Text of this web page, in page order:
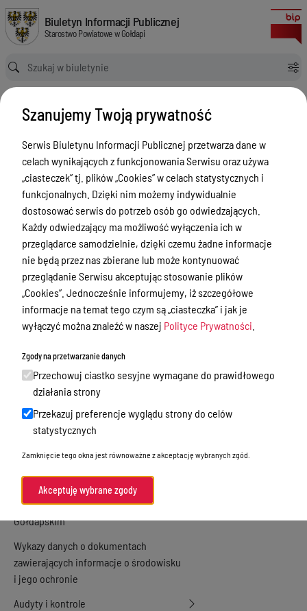
Dostawa sprzętu i oprogramowania w ramach projektu „Rozwój e-usług
Biuletyn Informacji Publicznej Starostwo Powiatowe w Gołdapi
Biuletyn Informacji Publicznej
Starostwo Powiatowe w Gołdapi
Ścieżka powrotu
Strona główna
Dostawa sprzętu i oprogramowania w ramach projektu „Rozwój e-usług publicznych w Powiecie Gołdapskim”
Zamówienia publiczne
Menu Przedmiotowe
Powiat
Rada Powiatu
Zarząd Powiatu
Starostwo Powiatowe
Petycje
Oświadczenia majątkowe
Zamówienia publiczne
Praca w Starostwie
Akty prawne
Plan postępowań o udzielenie
Menu Podmiotowe
Nieodpłatna Pomoc Prawna w Powiecie
Gołdapskim
Wykazy danych o dokumentach
zawierających informacje o środowisku
i jego ochronie
Audyty i kontrole
Szanujemy Twoją prywatność
Serwis Biuletynu Informacji Publicznej przetwarza dane w
celach wynikających z funkcjonowania Serwisu oraz używa
„ciasteczek” tj. plików „Cookies” w celach statystycznych i
funkcjonalnych. Dzięki nim możemy indywidualnie
dostosować serwis do potrzeb osób go odwiedzających.
Każdy odwiedzający ma możliwość wyłączenia ich w
przeglądarce samodzielnie, dzięki czemu żadne informacje
nie będą przez nas zbierane lub może kontynuować
przeglądanie Serwisu akceptując stosowanie plików
„Cookies”. Jednocześnie informujemy, iż szczegółowe
informacje na temat tego czym są „ciasteczka” i jak je
wyłączyć można znaleźć w naszej Polityce Prywatności
Zgody na przetwarzanie danych
Przechowuj ciastko sesyjne wymagane do prawidłowego
działania strony
Przekazuj preferencje wyglądu strony do celów
statystycznych
Zamknięcie tego okna jest równoważne z akceptację wybranych zgód.
Akceptuję wybrane zgody